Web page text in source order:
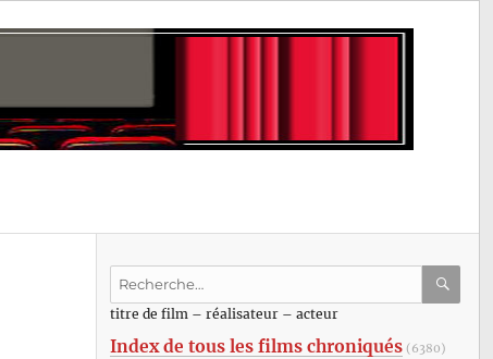
Recherche
:titre de film – réalisateur – acteur
Index de tous les films chroniqués (6380)